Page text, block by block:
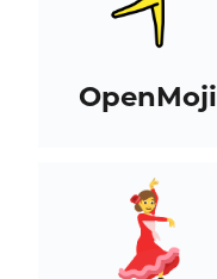
OpenMoji